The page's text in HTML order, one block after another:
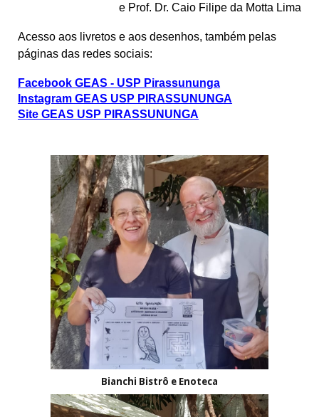
e Prof. Dr. Caio Filipe da Motta Lima
Acesso aos livretos e aos desenhos, também pelas
páginas das redes sociais:
Facebook GEAS - USP Pirassununga
Instagram GEAS USP PIRASSUNUNGA
Site GEAS USP PIRASSUNUNGA
Bianchi Bistrô e Enoteca